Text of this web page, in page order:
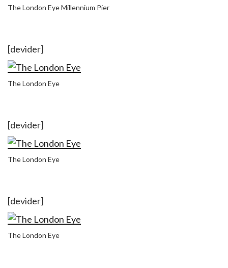
The London Eye Millennium Pier
[devider]
The London Eye
[devider]
The London Eye
[devider]
The London Eye